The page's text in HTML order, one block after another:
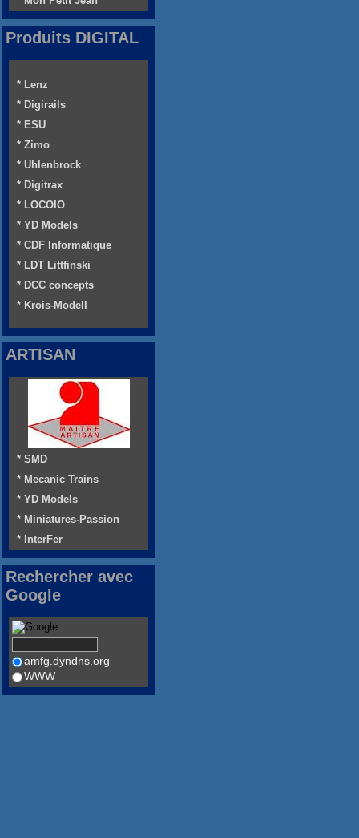
Produits DIGITAL
* Lenz
* Digirails
* ESU
* Zimo
* Uhlenbrock
* Digitrax
* LOCOIO
* YD Models
* CDF Informatique
* LDT Littfinski
* DCC concepts
* Krois-Modell
ARTISAN
* SMD
* Mecanic Trains
* YD Models
* Miniatures-Passion
* InterFer
Rechercher avec
Google
amfg.dyndns.org
WWW